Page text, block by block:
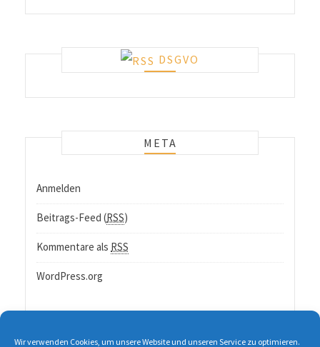
Wir verwenden Cookies, um unsere Website und unseren Service zu optimieren.
DSGVO
META
Anmelden
Beitrags-Feed (RSS)
Kommentare als RSS
WordPress.org